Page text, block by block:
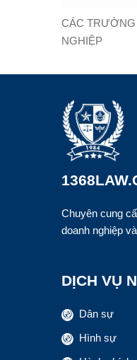
CÁC
NGHIỆP
Chuyên cung
doanh nghiệp
DỊCH VỤ
Dân sự
Hình sự